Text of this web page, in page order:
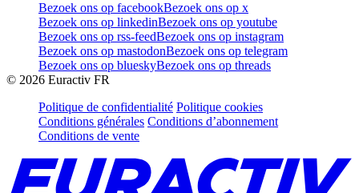
Bezoek ons op facebookBezoek ons op x
Bezoek ons op linkedinBezoek ons op youtube
Bezoek ons op rss-feedBezoek ons op instagram
Bezoek ons op mastodonBezoek ons op telegram
Bezoek ons op blueskyBezoek ons op threads
© 2026 Euractiv FR
Politique de confidentialité Politique cookies
Conditions générales Conditions d’abonnement
Conditions de vente